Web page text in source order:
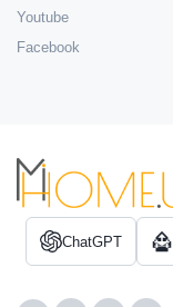
Youtube
Facebook
ChatGPT